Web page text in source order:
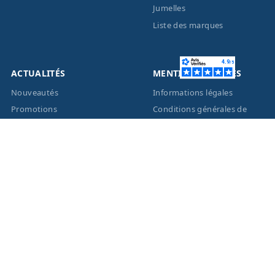
Jumelles
Liste des marques
ACTUALITÉS
Nouveautés
Promotions
MENTIONS LÉGALES
Informations légales
Conditions générales de
vente